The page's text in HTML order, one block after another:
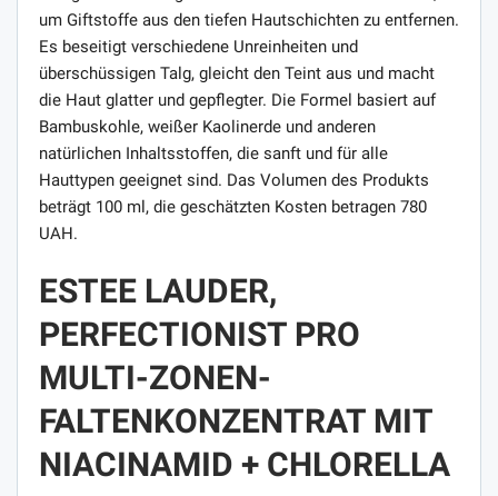
um Giftstoffe aus den tiefen Hautschichten zu entfernen.
Es beseitigt verschiedene Unreinheiten und
überschüssigen Talg, gleicht den Teint aus und macht
die Haut glatter und gepflegter. Die Formel basiert auf
Bambuskohle, weißer Kaolinerde und anderen
natürlichen Inhaltsstoffen, die sanft und für alle
Hauttypen geeignet sind. Das Volumen des Produkts
beträgt 100 ml, die geschätzten Kosten betragen 780
UAH.
ESTEE LAUDER,
PERFECTIONIST PRO
MULTI-ZONEN-
FALTENKONZENTRAT MIT
NIACINAMID + CHLORELLA